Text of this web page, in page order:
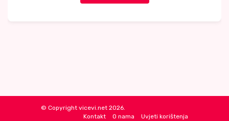
© Copyright vicevi.net 2026.
Kontakt
O nama Uvjeti korištenja